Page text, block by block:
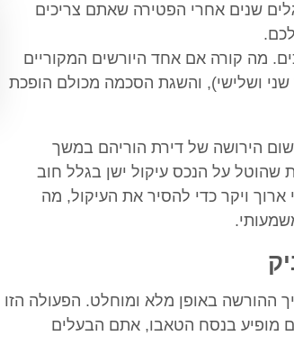
שנים אחרי הפטירה שאתם צריכים
מה קורה אם אחד היורשים המקוריים
שני ושלישי), והשגת הסכמה מכולם הופכת
הירושה של דירת הוריהם במשך
שהוטל על הנכס עיקול ישן בגלל חוב
ויקר כדי להסיר את העיקול, מה
ההורשה באופן מלא ומוחלט. הפעולה הזו
מופיע בנסח הטאבו, אתם הבעלים